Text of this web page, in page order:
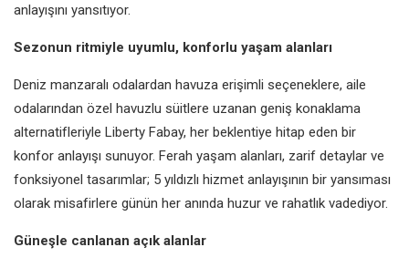
anlayışını yansıtıyor.
Sezonun ritmiyle uyumlu, konforlu yaşam alanları
Deniz manzaralı odalardan havuza erişimli seçeneklere, aile
odalarından özel havuzlu süitlere uzanan geniş konaklama
alternatifleriyle Liberty Fabay, her beklentiye hitap eden bir
konfor anlayışı sunuyor. Ferah yaşam alanları, zarif detaylar ve
fonksiyonel tasarımlar; 5 yıldızlı hizmet anlayışının bir yansıması
olarak misafirlere günün her anında huzur ve rahatlık vadediyor.
Güneşle canlanan açık alanlar